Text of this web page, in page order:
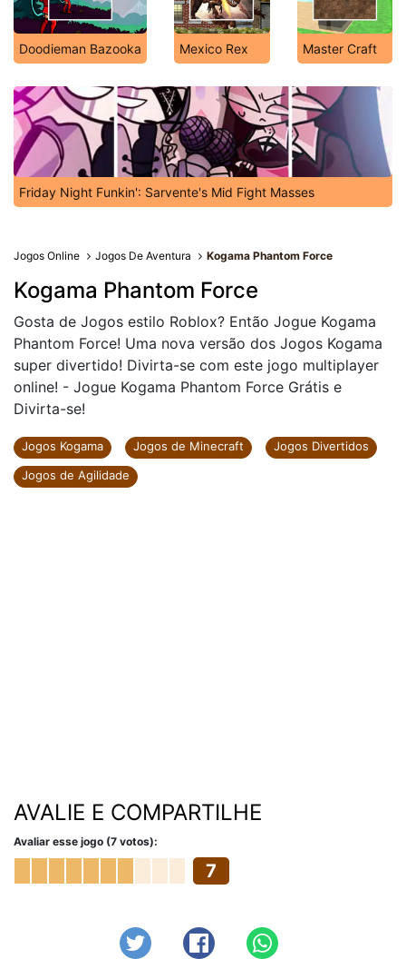
Doodieman Bazooka Mexico Rex Master Craft
Friday Night Funkin': Sarvente's Mid Fight Masses
Jogos Online Jogos De Aventura Kogama Phantom Force
Kogama Phantom Force
Gosta de Jogos estilo Roblox? Então Jogue Kogama
Phantom Force! Uma nova versão dos Jogos Kogama
super divertido! Divirta-se com este jogo multiplayer
online! - Jogue Kogama Phantom Force Grátis e
Divirta-se!
Jogos Kogama Jogos de Minecraft
Jogos Divertidos
Jogos de Agilidade
AVALIE E COMPARTILHE
Avaliar esse jogo (7 votos):
7